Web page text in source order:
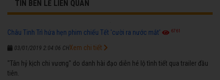
TIN BÊN LỀ LIÊN QUAN
Châu Tinh Trì hứa hẹn phim chiếu Tết 'cười ra nước mắt' 6761
03/01/2019 2:04:06 CH
"Tân hỷ kịch chi vương" do danh hài đạo diễn hé lộ tình tiết qua trailer đầu
tiên.
Xem chi tiết